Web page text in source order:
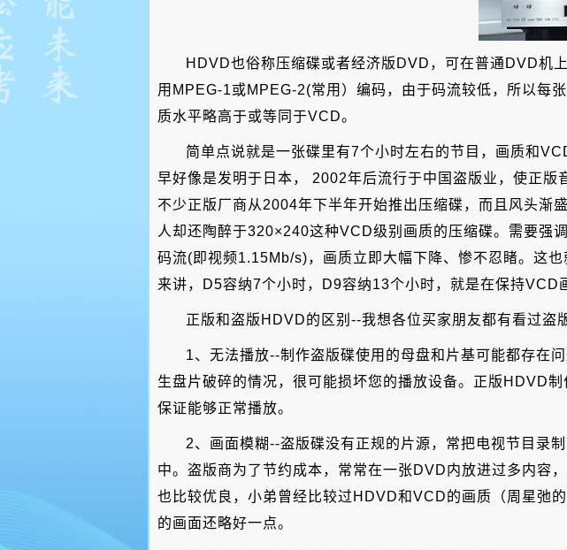
HDVD也俗称压缩碟或者经济版DVD，可在普通DVD机
用MPEG-1或MPEG-2(常用）编码，由于码流较低，所以每
质水平略高于或等同于VCD。
简单点说就是一张碟里有7个小时左右的节目，画质和
早好像是发明于日本， 2002年后流行于中国盗版业，使正版
不少正版厂商从2004年下半年开始推出压缩碟，而且风头渐
人却还陶醉于320×240这种VCD级别画质的压缩碟。需要强
码流(即视频1.15Mb/s)，画质立即大幅下降、惨不忍睹。这
来讲，D5容纳7个小时，D9容纳13个小时，就是在保持VCD
正版和盗版HDVD的区别--我想各位买家朋友都有看过盗
1、无法播放--制作盗版碟使用的母盘和片基可能都存在
生盘片破碎的情况，很可能损坏您的播放设备。正版HDVD
保证能够正常播放。
2、画面模糊--盗版碟没有正规的片源，常把电视节目录
中。盗版商为了节约成本，常常在一张DVD内放进过多内容
也比较优良，小弟曾经比较过HDVD和VCD的画质（周星弛
的画面还略好一点。